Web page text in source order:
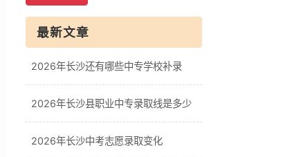
最新文章
2026年长沙还有哪些中专学校补录
2026年长沙县职业中专录取线是多少
2026年长沙中考志愿录取变化